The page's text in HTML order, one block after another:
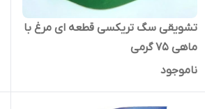
تشویقی سگ تریکسی قطعه ای مرغ با
ماهی ۷۵ گرمی
ناموجود